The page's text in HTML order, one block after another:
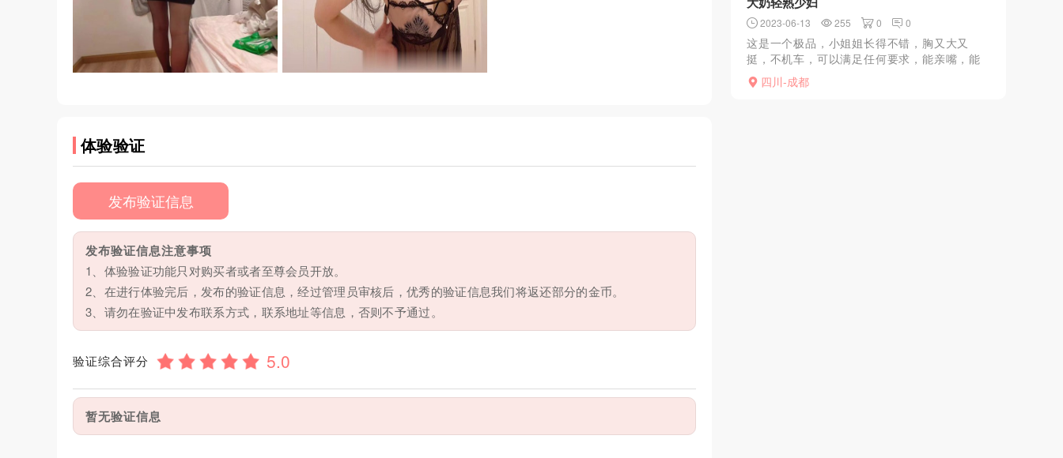
体验验证
发布验证信息
发布验证信息注意事项
1、体验验证功能只对购买者或者至尊会员开放。
2、在进行体验完后，发布的验证信息，经过管理员审核后，优秀的验证信息我们将返还部分的金币。
3、请勿在验证中发布联系方式，联系地址等信息，否则不予通过。
验证综合评分
暂无验证信息
2023-06-13 255 0 0
这是一个极品，小姐姐长得不错，胸又大又
挺，不机车，可以满足任何要求，能亲嘴，能
各种姿势，下面还会吸！喜欢轻熟女的绝对不
能错过！
四川-成都